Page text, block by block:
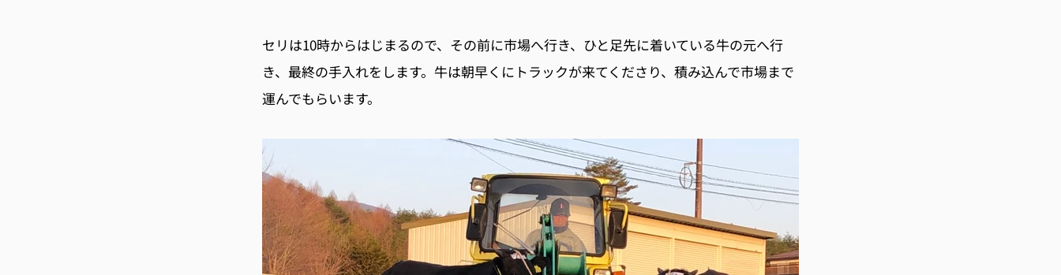
セリは10時からはじまるので、その前に市場へ行き、ひと足先に着いている牛の元へ行
き、最終の手入れをします。 牛は朝早くにトラックが来てくださり、積み込んで市場まで
運んでもらいます。